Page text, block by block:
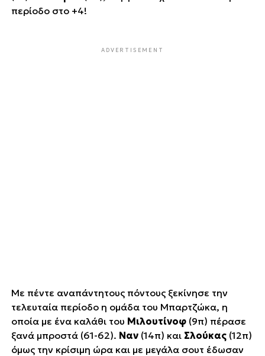
περίοδο στο +4!
ADVERTISEMENT
Με πέντε αναπάντητους πόντους ξεκίνησε την
τελευταία περίοδο η ομάδα του Μπαρτζώκα, η
οποία με ένα καλάθι του Μιλουτίνοφ (9π) πέρασε
ξανά μπροστά (61-62). Ναν (14π) και Σλούκας (12π)
όμως την κρίσιμη ώρα και με μεγάλα σουτ έδωσαν